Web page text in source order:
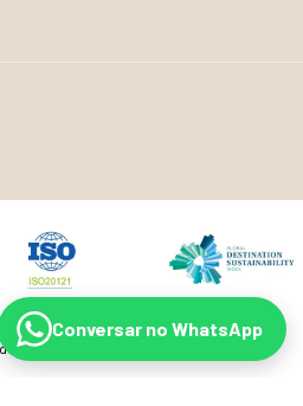
Congrès de Bordeaux Métropole
Conversar no WhatsApp